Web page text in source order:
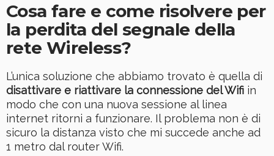
Cosa fare e come risolvere per
la perdita del segnale della
rete Wireless?
L’unica soluzione che abbiamo trovato è quella di
disattivare e riattivare la connessione del Wifi in
modo che con una nuova sessione al linea
internet ritorni a funzionare. Il problema non è di
sicuro la distanza visto che mi succede anche ad
1 metro dal router Wifi.